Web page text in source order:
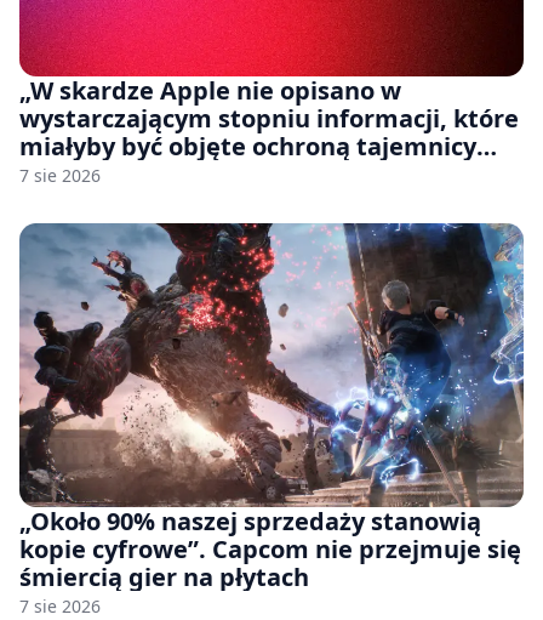
„W skardze Apple nie opisano w
wystarczającym stopniu informacji, które
miałyby być objęte ochroną tajemnicy
handlowej”. OpenAI żąda odrzucenia
7 sie 2026
„Około 90% naszej sprzedaży stanowią
kopie cyfrowe”. Capcom nie przejmuje się
śmiercią gier na płytach
7 sie 2026